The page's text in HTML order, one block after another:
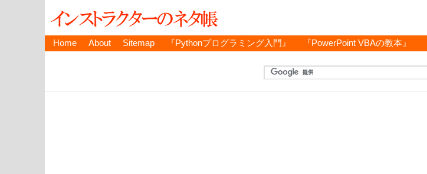
Home About Sitemap 『Pythonプログラミング入門』 『PowerPoint VBAの教本』